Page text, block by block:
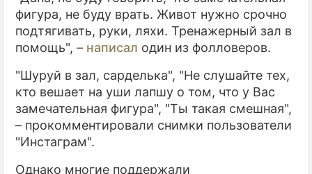
фигура, не буду врать. Живот нужно срочно
подтягивать, руки, ляхи. Тренажерный зал в
помощь", – написал один из фолловеров.
"Шуруй в зал, сарделька", "Не слушайте тех,
кто вешает на уши лапшу о том, что у Вас
замечательная фигура", "Ты такая смешная",
– прокомментировали снимки пользователи
"Инстаграм".
Однако многие поддержали